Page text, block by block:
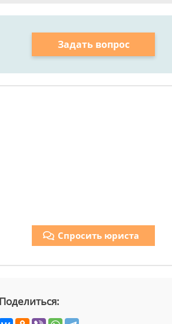
Задать вопрос
Спросить юриста
Поделиться: